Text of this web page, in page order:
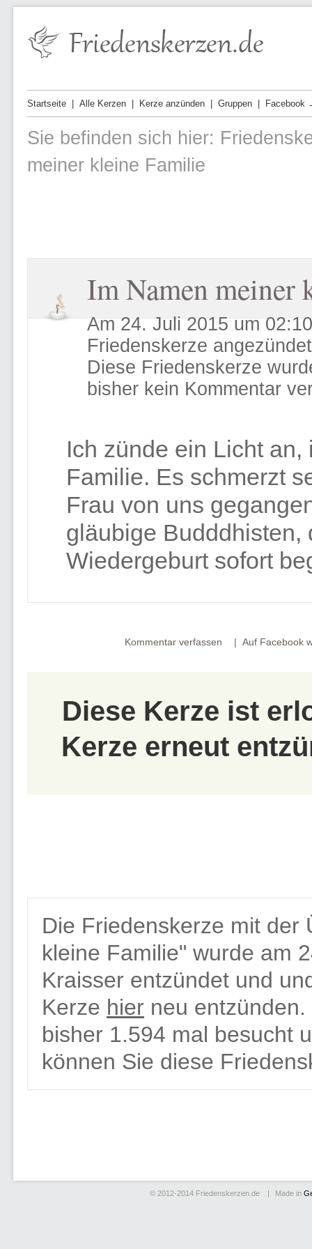
Startseite Alle Kerzen Kerze anzünden Gruppen Facebook
Sie befinden sich hier:
meiner kleine Familie
Im Namen meiner
Am 24. Juli 2015 um
Friedenskerze
Diese Friedenskerze
bisher kein Kommentar
Ich zünde ein Licht
Familie. Es schmerzt
Frau von uns
gläubige Budddhisten,
Wiedergeburt sofort
Kommentar verfassen Auf Facebook
Diese Kerze ist
Kerze erneut
Die Friedenskerze mit der
kleine Familie" wurde am
Kraisser entzündet und
Kerze hier neu
bisher 1.594 mal besucht
können Sie diese
© 2012-2014 Friedenskerzen.de Made in